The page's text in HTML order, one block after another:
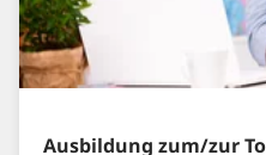
Ausbildung zum/zur